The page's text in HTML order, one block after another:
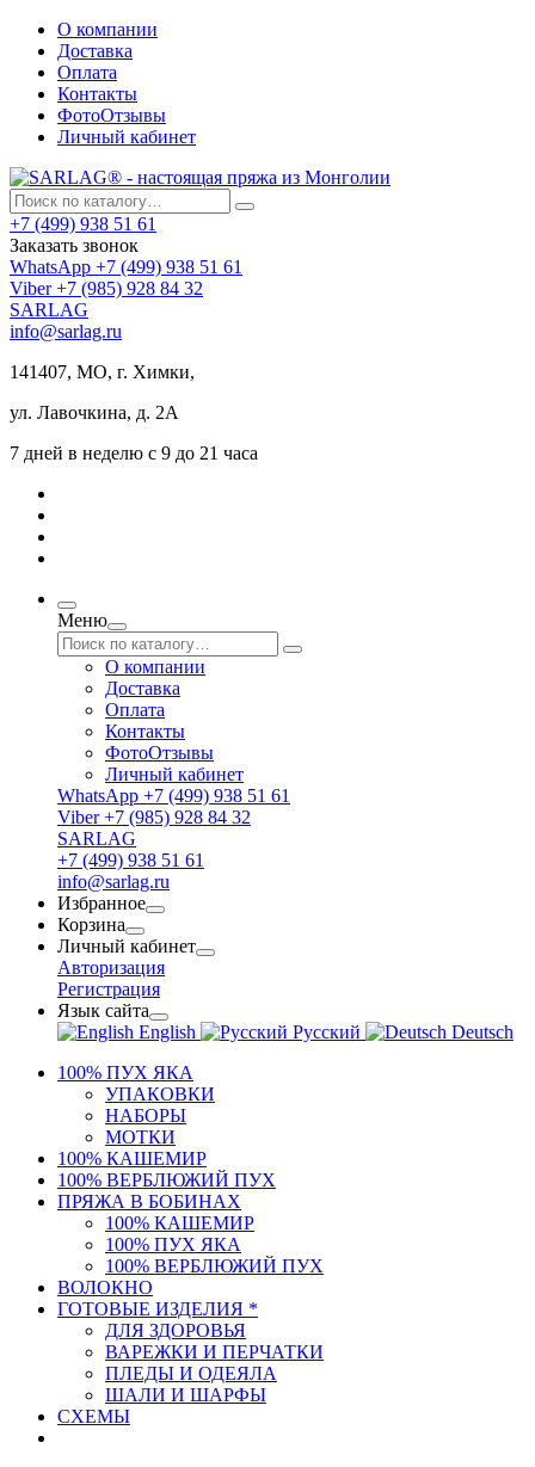
О компании
Доставка
Оплата
Контакты
ФотоОтзывы
Личный кабинет
+7 (499) 938 51 61
Заказать звонок
WhatsApp +7 (499) 938 51 61
Viber +7 (985) 928 84 32
SARLAG
info@sarlag.ru
141407, МО, г. Химки,
ул. Лавочкина, д. 2А
7 дней в неделю с 9 до 21 часа
Меню
О компании
Доставка
Оплата
Контакты
ФотоОтзывы
Личный кабинет
WhatsApp +7 (499) 938 51 61
Viber +7 (985) 928 84 32
SARLAG
+7 (499) 938 51 61
info@sarlag.ru
Избранное
Корзина
Личный кабинет
Авторизация
Регистрация
Язык сайта
English
Русский
Deutsch
100% ПУХ ЯКА
УПАКОВКИ
НАБОРЫ
МОТКИ
100% КАШЕМИР
100% ВЕРБЛЮЖИЙ ПУХ
ПРЯЖА В БОБИНАХ
100% КАШЕМИР
100% ПУХ ЯКА
100% ВЕРБЛЮЖИЙ ПУХ
ВОЛОКНО
ГОТОВЫЕ ИЗДЕЛИЯ *
ДЛЯ ЗДОРОВЬЯ
ВАРЕЖКИ И ПЕРЧАТКИ
ПЛЕДЫ И ОДЕЯЛА
ШАЛИ И ШАРФЫ
СХЕМЫ